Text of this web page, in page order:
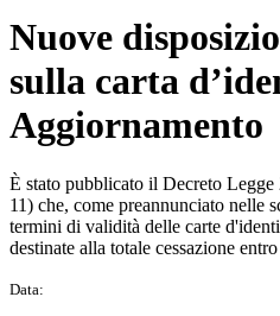
Nuove
sulla carta
Aggiornamento
È stato pubblicato il Decreto
11) che, come preannunciato nelle
termini di validità delle carte
destinate alla totale cessazione
Data: